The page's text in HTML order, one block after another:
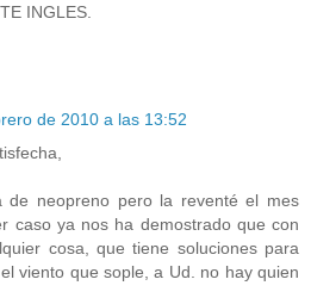
INGLES.
de 2010 a las 13:52
de neopreno pero la reventé el mes
caso ya nos ha demostrado que con
cosa, que tiene soluciones para
viento que sople, a Ud. no hay quien